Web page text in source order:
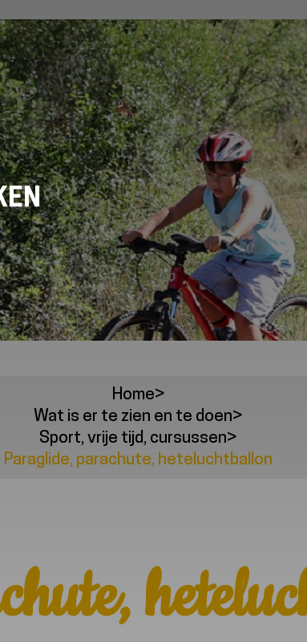
Home>
Wat is er te zien en te doen>
Sport, vrije tijd, cursussen>
Paraglide, parachute, heteluchtballon